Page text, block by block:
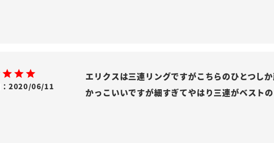
2020/06/11
エリクスは三連リングですがこちらのひとつし